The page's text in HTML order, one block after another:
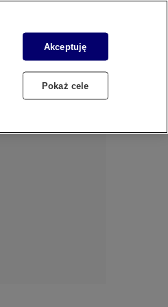
Dzień dobry!
ZALOGUJ SIĘ
Akceptuję
Pokaż cele